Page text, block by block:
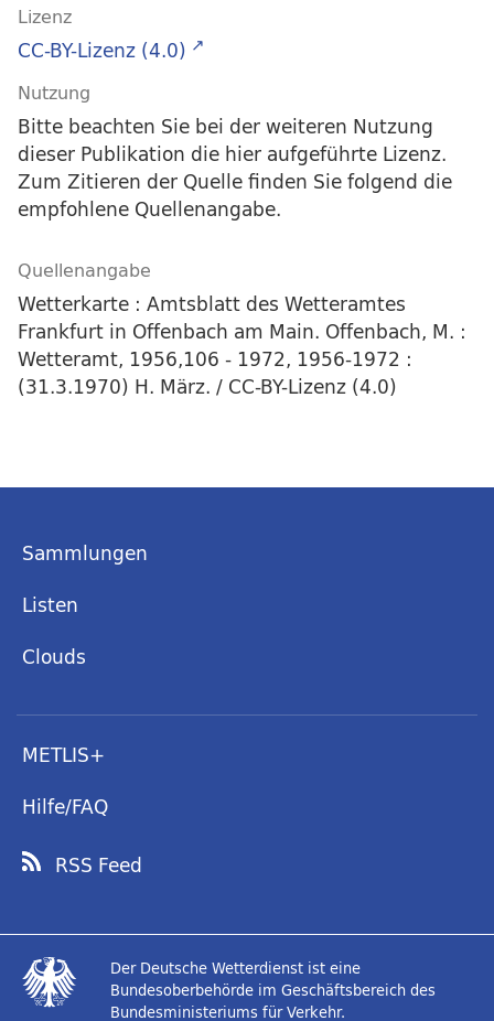
Lizenz
CC-BY-Lizenz (4.0)
Nutzung
Bitte beachten Sie bei der weiteren Nutzung
dieser Publikation die hier aufgeführte Lizenz.
Zum Zitieren der Quelle finden Sie folgend die
empfohlene Quellenangabe.
Quellenangabe
Wetterkarte : Amtsblatt des Wetteramtes
Frankfurt in Offenbach am Main. Offenbach, M. :
Wetteramt, 1956,106 - 1972, 1956-1972 :
(31.3.1970) H. März. / CC-BY-Lizenz (4.0)
Sammlungen
Listen
Clouds
METLIS+
Hilfe/FAQ
RSS Feed
Der Deutsche Wetterdienst ist eine
Bundesoberbehörde im Geschäftsbereich des
Bundesministeriums für Verkehr.